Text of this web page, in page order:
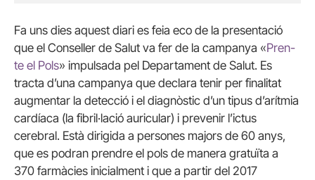
Fa uns dies aquest diari es feia eco de la presentació
que el Conseller de Salut va fer de la campanya «Pren-
te el Pols» impulsada pel Departament de Salut. Es
tracta d’una campanya que declara tenir per finalitat
augmentar la detecció i el diagnòstic d’un tipus d’arítmia
cardíaca (la fibril·lació auricular) i prevenir l’ictus
cerebral. Està dirigida a persones majors de 60 anys,
que es podran prendre el pols de manera gratuïta a
370 farmàcies inicialment i que a partir del 2017